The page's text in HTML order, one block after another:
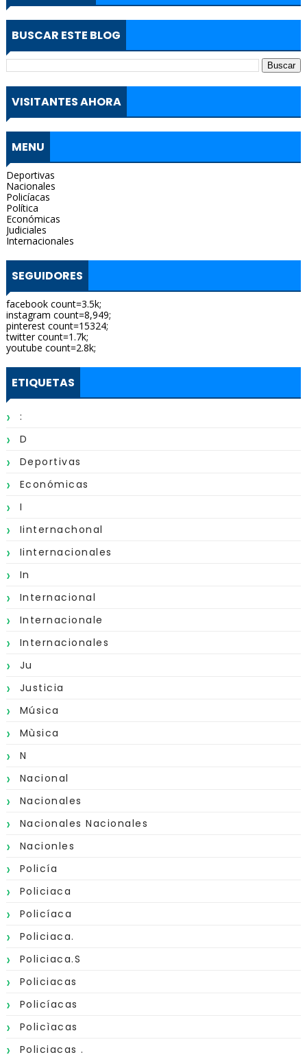
BUSCAR ESTE BLOG
VISITANTES AHORA
MENU
Deportivas
Nacionales
Policíacas
Política
Económicas
Judiciales
Internacionales
SEGUIDORES
facebook count=3.5k;
instagram count=8,949;
pinterest count=15324;
twitter count=1.7k;
youtube count=2.8k;
ETIQUETAS
:
D
Deportivas
Económicas
I
Iinternachonal
Iinternacionales
In
Internacional
Internacionale
Internacionales
Ju
Justicia
Música
Mùsica
N
Nacional
Nacionales
Nacionales Nacionales
Nacionles
Policía
Policiaca
Policíaca
Policiaca.
Policiaca.s
Policiacas
Policíacas
Policìacas
Policiacas .